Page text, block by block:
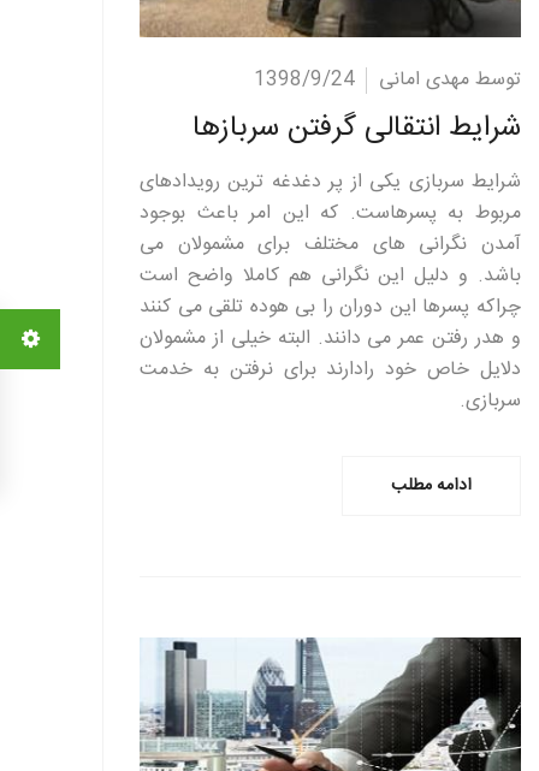
ادامه مطلب توسط مهدی امانی 1398/9/24
شرایط انتقالی گرفتن سربازها
شرایط سربازی یکی از پر دغدغه ترین رویدادهای
مربوط به پسرهاست. که این امر باعث بوجود
آمدن نگرانی های مختلف برای مشمولان می
باشد. و دلیل این نگرانی هم کاملا واضح است
چراکه پسرها این دوران را بی هوده تلقی می کنند
و هدر رفتن عمر می دانند. البته خیلی از مشمولان
دلایل خاص خود رادارند برای نرفتن به خدمت
سربازی.
ادامه مطلب